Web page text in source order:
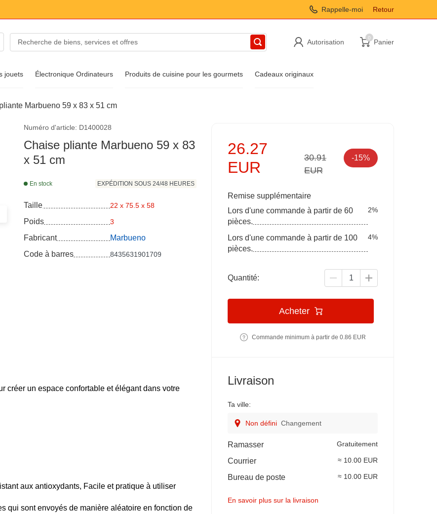
Rappelle-moi Retour
Autorisation
0
Panier
jouets Électronique Ordinateurs Produits de cuisine pour les gourmets Cadeaux originaux
mode
Marbueno 59 x 83 x 51 cm
Numéro d'article: D1400028
Chaise pliante Marbueno 59 x 83
x 51 cm
En stock EXPÉDITION SOUS 24/48 HEURES
Taille 22 x 75.5 x 58
Poids 3
Fabricant
Marbueno
Code à barres
8435631901709
créer un espace confortable et élégant dans votre
aux antioxydants, Facile et pratique à utiliser
qui sont envoyés de manière aléatoire en fonction de
26.27
EUR
30.91
EUR
-15%
Remise supplémentaire
Lors d'une commande à partir de 60
pièces.
2%
Lors d'une commande à partir de 100
pièces.
4%
Quantité:
Acheter
Commande minimum à partir de 0.86 EUR
Livraison
Ta ville:
Non défini Changement
Ramasser Gratuitement
Courrier ≈ 10.00 EUR
Bureau de poste ≈ 10.00 EUR
En savoir plus sur la livraison